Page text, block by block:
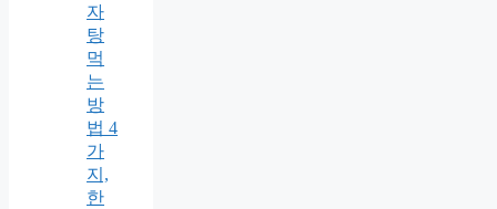
자
탕
먹
는
방
법 4
가
지,
한